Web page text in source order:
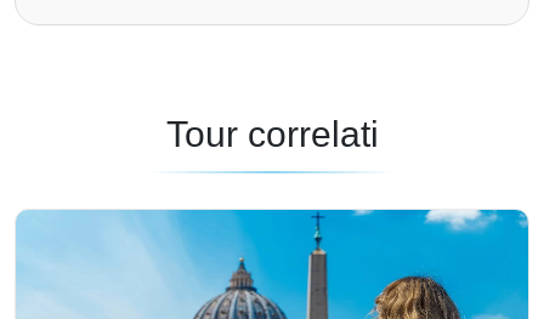
Tour correlati